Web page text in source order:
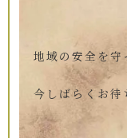
地域の安全を守
今しばらくお待